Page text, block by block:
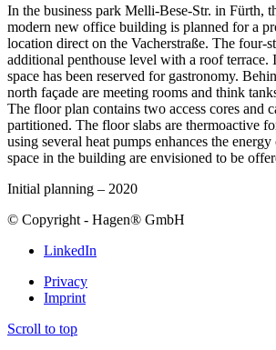
In the business park Melli-Bese-Str. in Fürth,
modern new office building is planned for a
location direct on the Vacherstraße. The four-
additional penthouse level with a roof terrace.
space has been reserved for gastronomy.
north façade are meeting rooms and think
The floor plan contains two access cores and
partitioned. The floor slabs are thermoactive
using several heat pumps enhances the
space in the building are envisioned to be
Initial planning – 2020
© Copyright - Hagen® GmbH
LinkedIn
Privacy
Imprint
Scroll to top